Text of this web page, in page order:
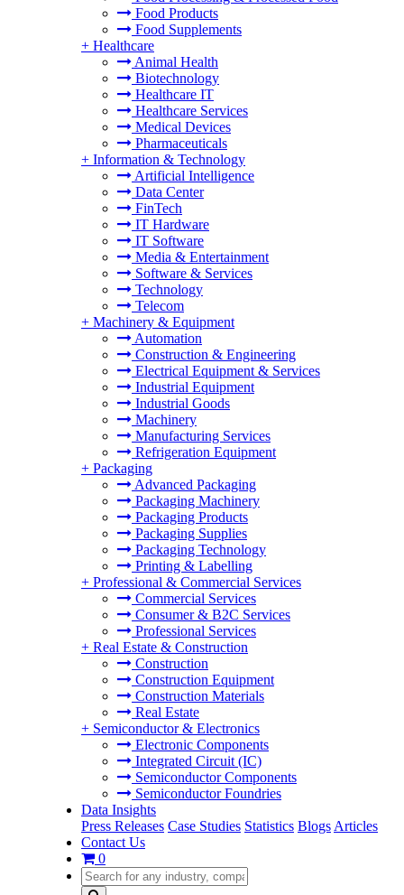
Food Products
Food Supplements
+ Healthcare
Animal Health
Biotechnology
Healthcare IT
Healthcare Services
Medical Devices
Pharmaceuticals
+ Information & Technology
Artificial Intelligence
Data Center
FinTech
IT Hardware
IT Software
Media & Entertainment
Software & Services
Technology
Telecom
+ Machinery & Equipment
Automation
Construction & Engineering
Electrical Equipment & Services
Industrial Equipment
Industrial Goods
Machinery
Manufacturing Services
Refrigeration Equipment
+ Packaging
Advanced Packaging
Packaging Machinery
Packaging Products
Packaging Supplies
Packaging Technology
Printing & Labelling
+ Professional & Commercial Services
Commercial Services
Consumer & B2C Services
Professional Services
+ Real Estate & Construction
Construction
Construction Equipment
Construction Materials
Real Estate
+ Semiconductor & Electronics
Electronic Components
Integrated Circuit (IC)
Semiconductor Components
Semiconductor Foundries
Data Insights
Press Releases Case Studies Statistics Blogs Articles
Contact Us
0